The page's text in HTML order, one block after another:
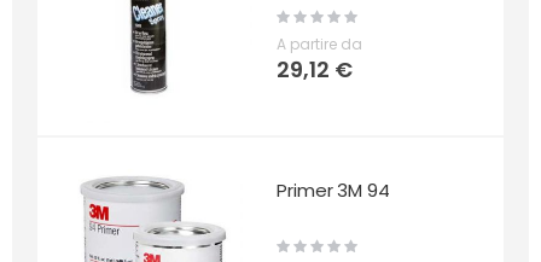
Rating:
0%
A partire da
29,12 €
Primer 3M 94
Rating: